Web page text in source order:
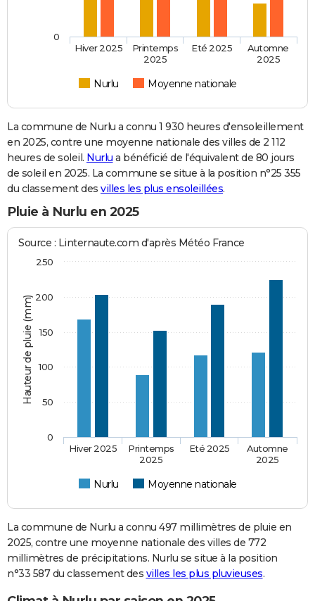
Nurlu Moyenne nationale
Hiver 2025
Printemps
2025
Eté 2025
Automne
2025
0
La commune de Nurlu a connu 1 930 heures d'ensoleillement
en 2025, contre une moyenne nationale des villes de 2 112
heures de soleil. Nurlu a bénéficié de l'équivalent de 80 jours
de soleil en 2025. La commune se situe à la position n°25 355
du classement des villes les plus ensoleillées.
Pluie à Nurlu en 2025
Hauteur de pluie (mm)
Source : Linternaute.com d'après Météo France
Nurlu Moyenne nationale
Hiver 2025
Printemps
2025
Eté 2025
Automne
2025
0
50
100
150
200
250
La commune de Nurlu a connu 497 millimètres de pluie en
2025, contre une moyenne nationale des villes de 772
millimètres de précipitations. Nurlu se situe à la position
n°33 587 du classement des villes les plus pluvieuses.